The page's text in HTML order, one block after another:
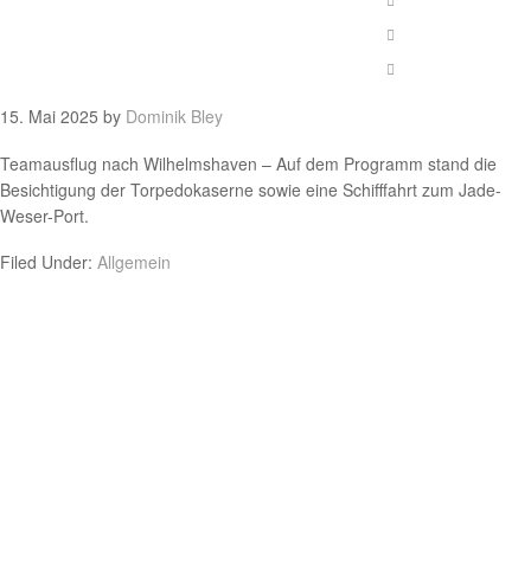
15. Mai 2025 by Dominik Bley
Teamausflug nach Wilhelmshaven – Auf dem Programm stand die
Besichtigung der Torpedokaserne sowie eine Schifffahrt zum Jade-
Weser-Port.
Filed Under: Allgemein